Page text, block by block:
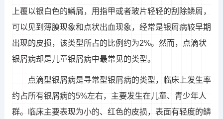
上覆以银白色的鳞屑，用指甲或者玻片轻轻的刮除鳞屑，
可以见到薄膜现象和点状出血现象，经常是银屑病较早期
出现的皮损，该类型所占的比例约为2%。然而，点滴状
银屑病却是儿童银屑病中最常见的类型。
点滴型银屑病是寻常型银屑病的类型，临床上发生率
约占所有银屑病的5%左右，主要发生在儿童、青少年人
群。临床主要表现为小的、红色的皮损，表面有轻度的鳞